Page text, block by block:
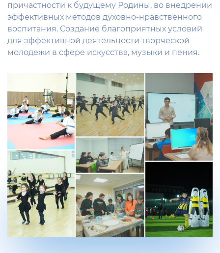
причастности к будущему Родины, во внедрении
эффективных методов духовно-нравственного
воспитания. Создание благоприятных условий
для эффективной деятельности творческой
молодежи в сфере искусства, музыки и пения.